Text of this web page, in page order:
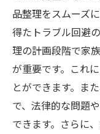
品整理をスムーズ
得たトラブル回避
理の計画段階で家
が重要です。これ
とができます。ま
で、法律的な問題
できます。さらに